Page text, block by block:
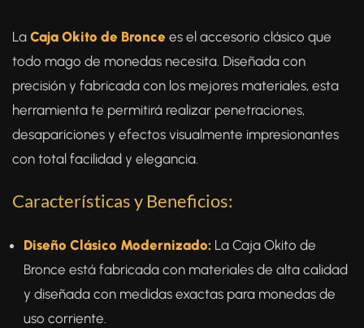
La Caja Okito de Bronce es el accesorio clásico que
todo mago de monedas necesita. Diseñada con
precisión y fabricada con los mejores materiales, esta
herramienta te permitirá realizar penetraciones,
desapariciones y efectos visualmente impresionantes
con total facilidad y elegancia.
Características y Beneficios:
Diseño Clásico Modernizado: La Caja Okito de
Bronce está fabricada con materiales de alta calidad
y diseñada con medidas exactas para monedas de
uso corriente.